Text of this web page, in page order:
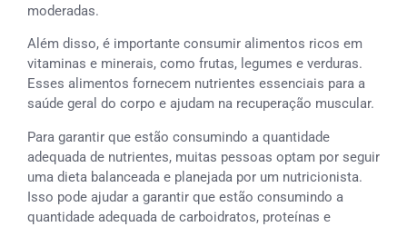
moderadas.
Além disso, é importante consumir alimentos ricos em
vitaminas e minerais, como frutas, legumes e verduras.
Esses alimentos fornecem nutrientes essenciais para a
saúde geral do corpo e ajudam na recuperação muscular.
Para garantir que estão consumindo a quantidade
adequada de nutrientes, muitas pessoas optam por seguir
uma dieta balanceada e planejada por um nutricionista.
Isso pode ajudar a garantir que estão consumindo a
quantidade adequada de carboidratos, proteínas e